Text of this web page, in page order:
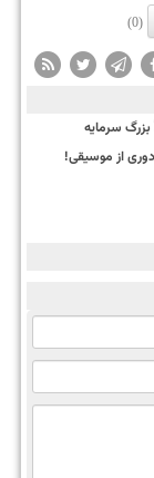
(0)
بزرگ سرمایه
از موسیقی!